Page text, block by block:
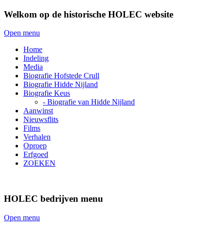
Welkom op de historische HOLEC website
Open menu
Home
Indeling
Media
Biografie Hofstede Crull
Biografie Hidde Nijland
Biografie Keus
- Biografie van Hidde Nijland
Aanwinst
Nieuwsflits
Films
Verhalen
Oproep
Erfgoed
ZOEKEN
HOLEC bedrijven menu
Open menu